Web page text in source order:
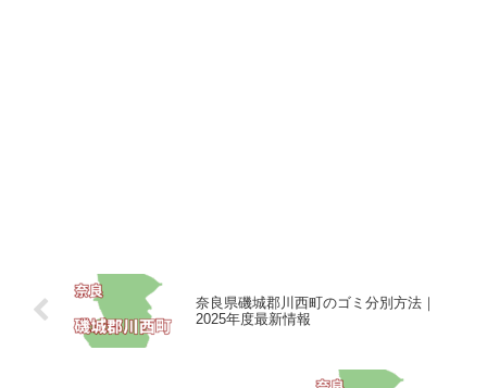
奈良県磯城郡川西町のゴミ分別方法｜
2025年度最新情報